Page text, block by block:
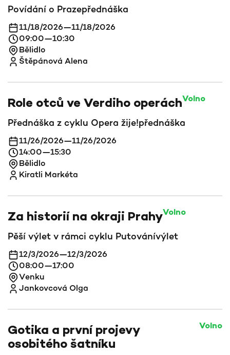
Povídání o Prazepřednáška
11/18/2026—11/18/2026
09:00—10:30
Bělidlo
Štěpánová Alena
Role otců ve Verdiho operáchVolno
Přednáška z cyklu Opera žije!přednáška
11/26/2026—11/26/2026
14:00—15:30
Bělidlo
Kiratli Markéta
Za historií na okraji PrahyVolno
Pěší výlet v rámci cyklu Putovánívýlet
12/3/2026—12/3/2026
08:00—17:00
Venku
Jankovcová Olga
Gotika a první projevy
osobitého šatníku
Volno